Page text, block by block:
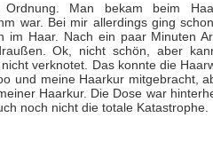
Man bekam beim
war. Bei mir allerdings ging
im Haar. Nach ein paar Minuten
Ok, nicht schön, aber
verknotet. Das konnte die
und meine Haarkur mitgebracht,
Haarkur. Die Dose war
noch nicht die totale Katastrophe.